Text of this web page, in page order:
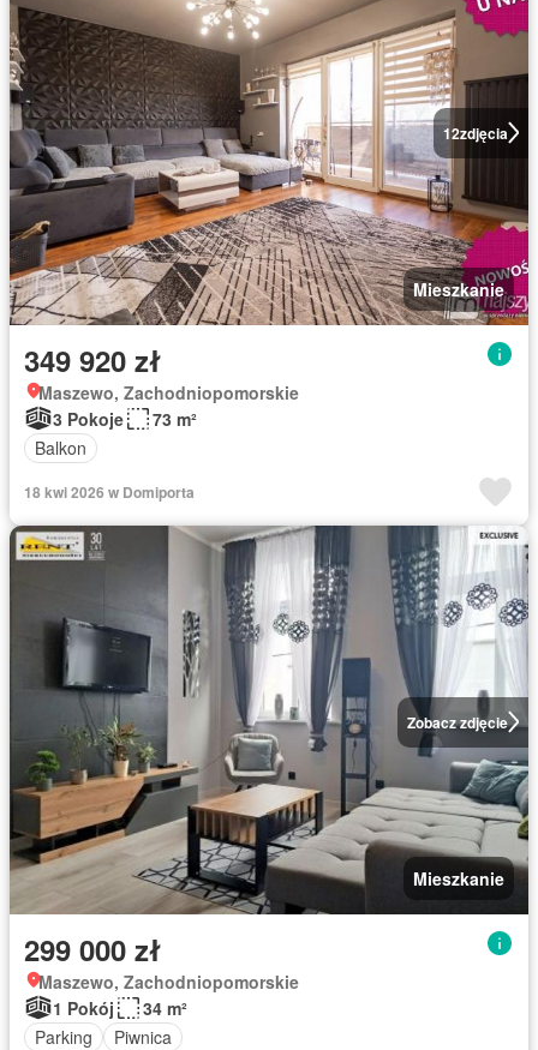
12zdjęcia
Mieszkanie
349 920 zł
Maszewo, Zachodniopomorskie
3 Pokoje
73 m²
Balkon
18 kwi 2026 w Domiporta
Zobacz zdjęcie
Mieszkanie
299 000 zł
Maszewo, Zachodniopomorskie
1 Pokój
34 m²
Parking
Piwnica